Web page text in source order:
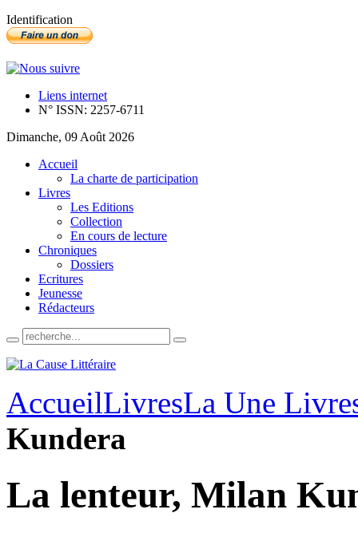
Identification
Liens internet
N° ISSN: 2257-6711
Dimanche, 09 Août 2026
Accueil
La charte de participation
Livres
Les Editions
Collection
En cours de lecture
Chroniques
Dossiers
Ecritures
Jeunesse
Rédacteurs
AccueilLivresLa Une
Kundera
La lenteur, Milan